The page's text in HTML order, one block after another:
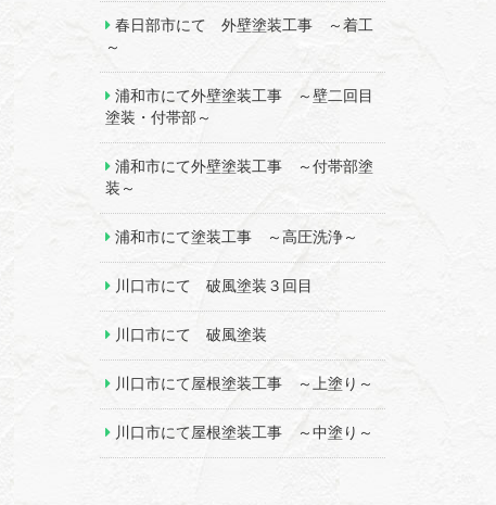
春日部市にて 外壁塗装工事 ～着工
～
浦和市にて外壁塗装工事 ～壁二回目
塗装・付帯部～
浦和市にて外壁塗装工事 ～付帯部塗
装～
浦和市にて塗装工事 ～高圧洗浄～
川口市にて 破風塗装３回目
川口市にて 破風塗装
川口市にて屋根塗装工事 ～上塗り～
川口市にて屋根塗装工事 ～中塗り～